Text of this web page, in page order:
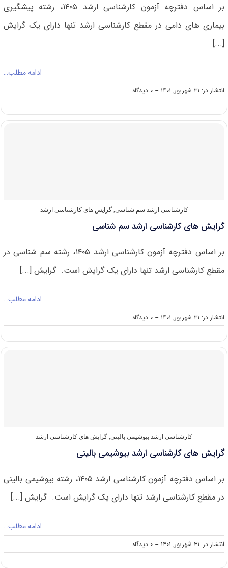
بر اساس دفترچه آزمون کارشناسی ارشد ۱۴۰۵، رشته پیشگیری
بیماری های دامی در مقطع کارشناسی ارشد تنها دارای یک گرایش
[...]
ادامه مطلب…
انتشار در: ۳۱ شهریور, ۱۴۰۱ -- ۰ دیدگاه
on
گرایش
کارشناسی
کارشناسی ارشد سم شناسی,گرایش های کارشناسی ارشد
گرایش های کارشناسی ارشد سم شناسی
بر اساس دفترچه آزمون کارشناسی ارشد ۱۴۰۵، رشته سم شناسی در
مقطع کارشناسی ارشد تنها دارای یک گرایش است. گرایش [...]
ادامه مطلب…
انتشار در: ۳۱ شهریور, ۱۴۰۱ -- ۰ دیدگاه
on
گرایش
کارشناسی
کارشناسی ارشد بیوشیمی بالینی, گرایش های کارشناسی ارشد
گرایش های کارشناسی ارشد بیوشیمی بالینی
بر اساس دفترچه آزمون کارشناسی ارشد ۱۴۰۵، رشته بیوشیمی بالینی
در مقطع کارشناسی ارشد تنها دارای یک گرایش است. گرایش [...]
ادامه مطلب…
انتشار در: ۳۱ شهریور, ۱۴۰۱ -- ۰ دیدگاه
on
گرایش